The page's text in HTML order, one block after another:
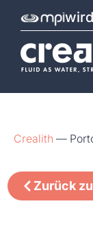
wird
Crealith —
Zurück